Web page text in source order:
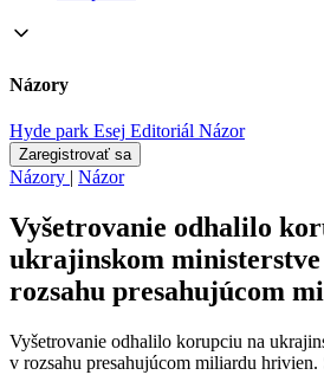
Názory
Hyde park Esej Editoriál Názor
Zaregistrovať sa
Názory | Názor
Vyšetrovanie odhalilo
ukrajinskom
rozsahu presahujúcom
Vyšetrovanie odhalilo korupciu na
v rozsahu presahujúcom miliardu hrivien.